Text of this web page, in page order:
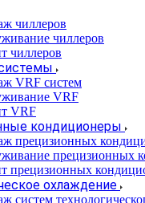
чиллеров
чиллеров
чиллеров
VRF систем
VRF
VRF
кондиционеры
прецизионных
прецизионных
прецизионных
охлаждение
систем